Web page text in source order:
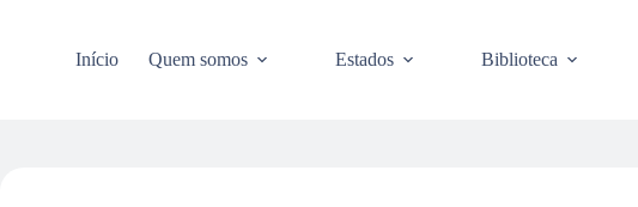
Início Quem somos Estados Biblioteca